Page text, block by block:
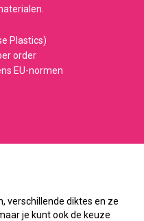
Plastics)
order
EU-normen
verschillende diktes en ze
je kunt ook de keuze